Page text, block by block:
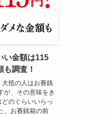
い金額は115
も調査！
抵の人はお賽銭
が、その意味をき
のぐらいいらっ
、お賽銭箱の前